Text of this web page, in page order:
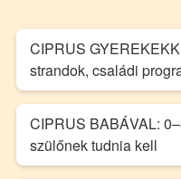
CIPRUS
strandok, családi
CIPRUS BABÁVAL:
szülőnek tudnia kell